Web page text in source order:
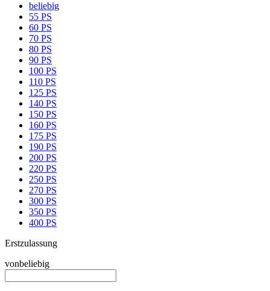
beliebig
55 PS
60 PS
70 PS
80 PS
90 PS
100 PS
110 PS
125 PS
140 PS
150 PS
160 PS
175 PS
190 PS
200 PS
220 PS
250 PS
270 PS
300 PS
350 PS
400 PS
Erstzulassung
vonbeliebig